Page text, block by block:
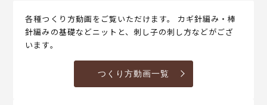
各種つくり方動画をご覧いただけます。 カギ針編み・棒
針編みの基礎などニットと、刺し子の刺し方などがござ
います。
つくり方動画一覧